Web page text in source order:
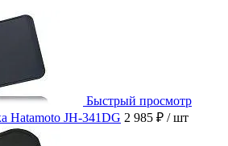
Быстрый просмотр
Hatamoto JH-341DG 2 985 ₽ / шт